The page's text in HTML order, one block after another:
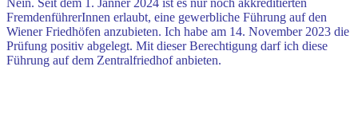
Nein. Seit dem 1. Jänner 2024 ist es nur noch akkreditierten
FremdenführerInnen erlaubt, eine gewerbliche Führung auf den
Wiener Friedhöfen anzubieten. Ich habe am 14. November 2023 die
Prüfung positiv abgelegt. Mit dieser Berechtigung darf ich diese
Führung auf dem Zentralfriedhof anbieten.